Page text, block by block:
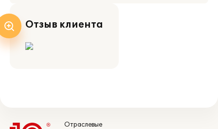
Отзыв клиента
Отраслевые